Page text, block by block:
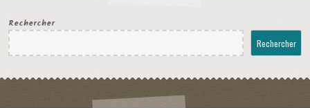
Rechercher
Rechercher